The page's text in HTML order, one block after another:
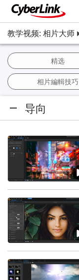
教学视频: 相片大师
精选
相片編輯技巧
导向